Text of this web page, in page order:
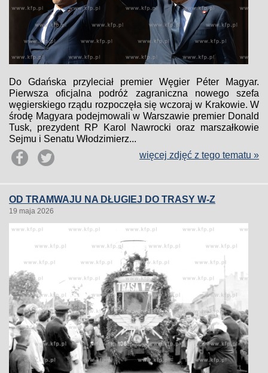
Do Gdańska przyleciał premier Węgier Péter Magyar.
Pierwsza oficjalna podróż zagraniczna nowego szefa
węgierskiego rządu rozpoczęła się wczoraj w Krakowie. W
środę Magyara podejmowali w Warszawie premier Donald
Tusk, prezydent RP Karol Nawrocki oraz marszałkowie
Sejmu i Senatu Włodzimierz...
więcej zdjęć z tego tematu »
OD TRAMWAJU NA DŁUGIEJ DO TRASY W-Z
19 maja 2026